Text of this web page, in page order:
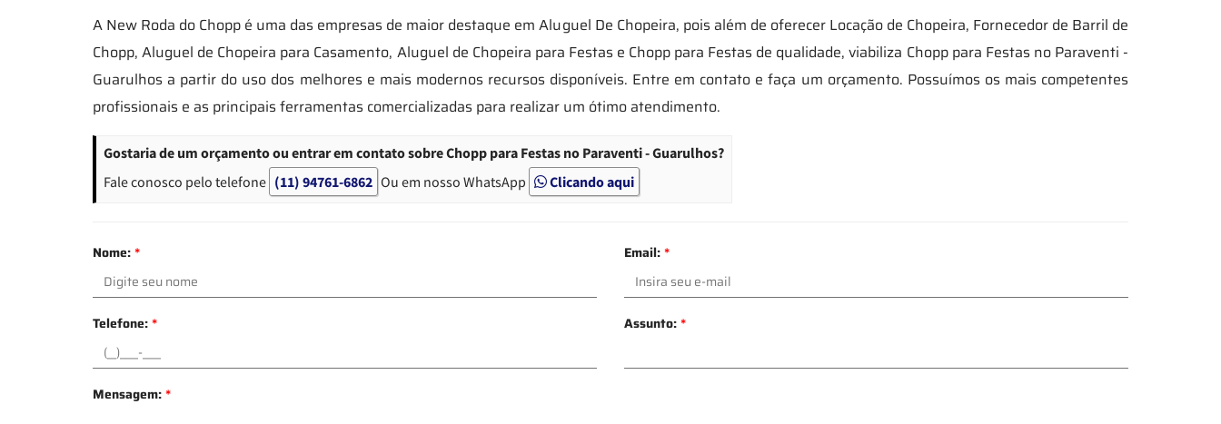
A New Roda do Chopp é uma das empresas de maior destaque em Aluguel De Chopeira, pois além de oferecer Locação de Chopeira, Fornecedor de Barril de
Chopp, Aluguel de Chopeira para Casamento, Aluguel de Chopeira para Festas e Chopp para Festas de qualidade, viabiliza Chopp para Festas no Paraventi -
Guarulhos a partir do uso dos melhores e mais modernos recursos disponíveis. Entre em contato e faça um orçamento. Possuímos os mais competentes
profissionais e as principais ferramentas comercializadas para realizar um ótimo atendimento.
Gostaria de um orçamento ou entrar em contato sobre Chopp para Festas no Paraventi - Guarulhos?
Fale conosco pelo telefone (11) 94761-6862 Ou em nosso WhatsApp Clicando aqui
Nome:* Email:*
Telefone:* Assunto:*
Mensagem:*